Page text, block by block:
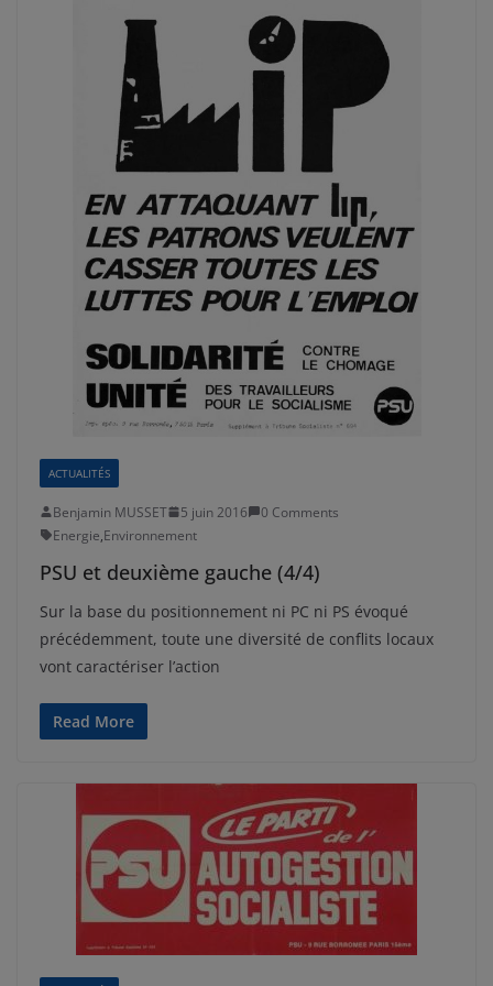
ACTUALITÉS
Benjamin MUSSET 5 juin 2016
0 Comments
Energie,Environnement
PSU et deuxième gauche (4/4)
Sur la base du positionnement ni PC ni PS évoqué
précédemment, toute une diversité de conflits locaux
vont caractériser l’action
Read More